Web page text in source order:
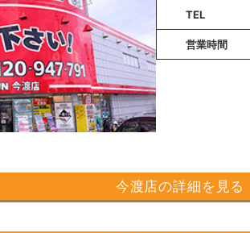
TEL
営業時間
今渡店の詳細を見る